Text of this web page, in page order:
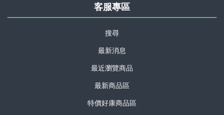
客服專區
搜尋
最新消息
最近瀏覽商品
最新商品區
特價好康商品區